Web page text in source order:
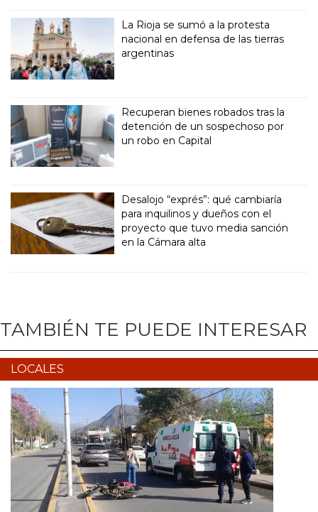
La Rioja se sumó a la protesta
nacional en defensa de las tierras
argentinas
Recuperan bienes robados tras la
detención de un sospechoso por
un robo en Capital
Desalojo “exprés”: qué cambiaría
para inquilinos y dueños con el
proyecto que tuvo media sanción
en la Cámara alta
TAMBIÉN TE PUEDE INTERESAR
LOCALES